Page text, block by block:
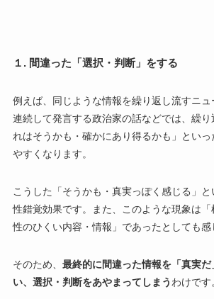
１. 間違った「選択・判断」をする
例えば、同じような情報を繰り返し流すニ
連続して発言する政治家の話などでは、繰り
れはそうかも・確かにあり得るかも」といっ
やすくなります。
こうした「そうかも・真実っぽく感じる」
性錯覚効果です。また、このような現象は
性のひくい内容・情報」であったとしても感
そのため、 最終的に間違った情報を「真実だ
い、選択・判断をあやまってしまう わけです